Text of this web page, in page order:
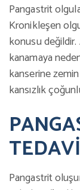
Pangastrit
Kronikleşen
konusu
kanamaya
kanserine
kansızlık
Pangastrit